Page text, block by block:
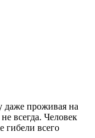
даже проживая на
всегда. Человек
гибели всего